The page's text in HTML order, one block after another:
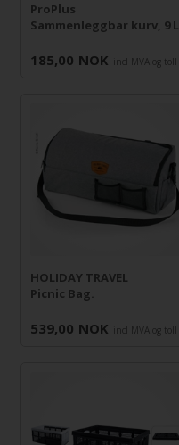
ProPlus
Sammenleggbar kurv, 9 L
185,00 NOK incl MVA og toll
HOLIDAY TRAVEL
Picnic Bag.
539,00 NOK incl MVA og toll